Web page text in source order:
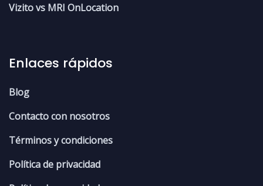
Vizito vs MRI OnLocation
Enlaces rápidos
Blog
Contacto con nosotros
Términos y condiciones
Política de privacidad